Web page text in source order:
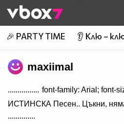
👾
🎉 PARTY TIME 👂 Клю –
maxiimal
................ font-family: Arial; font-
ИСТИНСКА Песен.. Цъкни,
..............